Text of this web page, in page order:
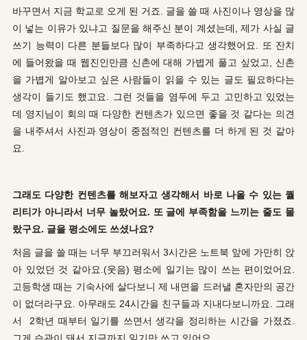
바꾸면서 지금 학교로 오게 된 거죠. 글을 쓸 때 사진이나 영상을 많
이 넣는 이유가 있냐고 질문을 해주신 분이 계셨는데, 제가 사실 글
쓰기 능력이 다른 분들보다 많이 부족하다고 생각했어요. 또 잔치
에 들어왔을 때 웹진인만큼 신촌에 대해 가볍게 풀고 싶었고, 신촌
을 가볍게 알아보고 싶은 사람들이 읽을 수 있는 글도 필요하다는
생각이 들기도 했고요. 그런 것들을 염두에 두고 고민하고 있었는
데 영지님이 회의 때 다양한 컨텐츠가 있으면 좋을 것 같다는 의견
을 내주셔서 사진과 영상이 중점적인 컨텐츠를 더 하게 된 것 같아
요.
그래도 다양한 컨텐츠를 해보자고 생각해서 바로 나올 수 있는 퀄
리티가 아니라서 너무 놀랐어요. 또 글에 부족함을 느끼는 줄도 몰
랐구요. 글을 평소에도 쓰셨나요?
처음 글을 쓸 때는 너무 부끄러워서 3시간은 노트북 앞에 가만히 앉
아 있었던 것 같아요.(웃음) 평소에 일기는 많이 쓰는 편이었어요.
고등학생 때는 기숙사에 살다보니 제 내면을 드러낼 혼자만의 공간
이 없더라구요. 아무래도 24시간을 친구들과 지내다보니까요. 그래
서 2학년 때부터 일기를 쓰면서 생각을 정리하는 시간을 가졌죠.